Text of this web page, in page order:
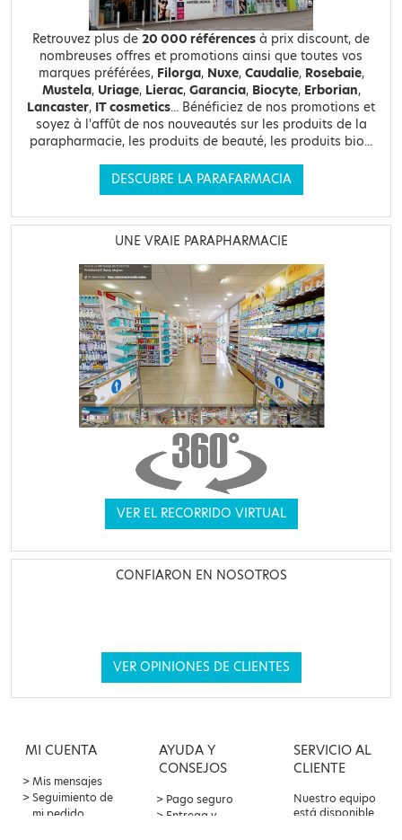
Retrouvez plus de 20 000 références à prix discount, de
nombreuses offres et promotions ainsi que toutes vos
marques préférées, Filorga, Nuxe, Caudalie, Rosebaie,
Mustela, Uriage, Lierac, Garancia, Biocyte, Erborian,
Lancaster, IT cosmetics... Bénéficiez de nos promotions et
soyez à l'affût de nos nouveautés sur les produits de la
parapharmacie, les produits de beauté, les produits bio...
DESCUBRE LA PARAFARMACIA
UNE VRAIE PARAPHARMACIE
VER EL RECORRIDO VIRTUAL
CONFIARON EN NOSOTROS
VER OPINIONES DE CLIENTES
MI CUENTA
Mis mensajes
Seguimiento de
mi pedido
AYUDA Y
CONSEJOS
Pago seguro
Entrega y
SERVICIO AL
CLIENTE
Nuestro equipo
está disponible